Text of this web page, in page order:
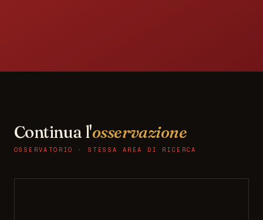
Continua l'osservazione
OSSERVATORIO · STESSA AREA DI RICERCA